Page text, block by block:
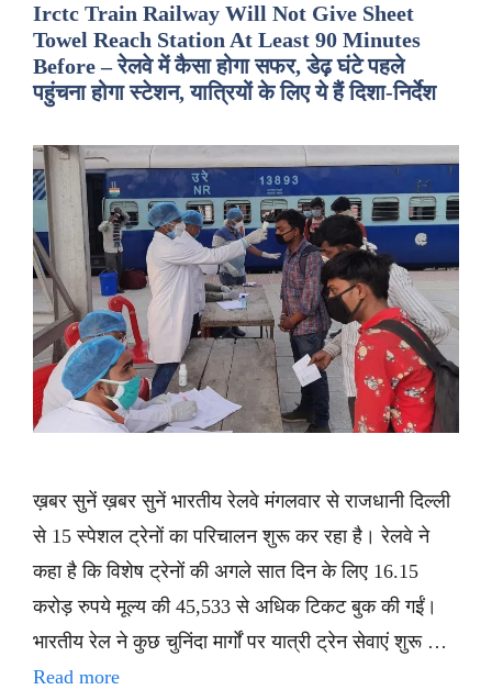
Irctc Train Railway Will Not Give Sheet
Towel Reach Station At Least 90 Minutes
Before – रेलवे में कैसा होगा सफर, डेढ़ घंटे पहले
पहुंचना होगा स्टेशन, यात्रियों के लिए ये हैं दिशा-निर्देश
ख़बर सुनें ख़बर सुनें भारतीय रेलवे मंगलवार से राजधानी दिल्ली
से 15 स्पेशल ट्रेनों का परिचालन शुरू कर रहा है। रेलवे ने
कहा है कि विशेष ट्रेनों की अगले सात दिन के लिए 16.15
करोड़ रुपये मूल्य की 45,533 से अधिक टिकट बुक की गईं।
भारतीय रेल ने कुछ चुनिंदा मार्गों पर यात्री ट्रेन सेवाएं शुरू …
Read more